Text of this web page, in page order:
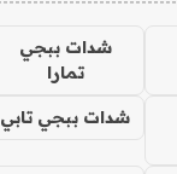
شدات ببجي
تمارا
شدات ببجي تابي